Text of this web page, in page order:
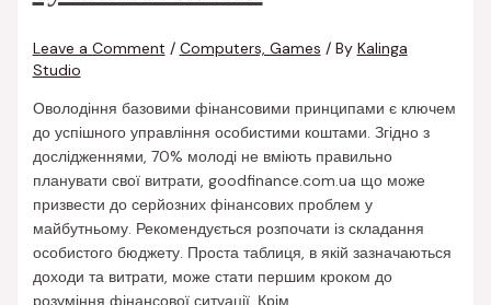
Leave a Comment / Computers, Games / By Kalinga
Studio
Оволодіння базовими фінансовими принципами є ключем
до успішного управління особистими коштами. Згідно з
дослідженнями, 70% молоді не вміють правильно
планувати свої витрати, goodfinance.com.ua що може
призвести до серйозних фінансових проблем у
майбутньому. Рекомендується розпочати із складання
особистого бюджету. Проста таблиця, в якій зазначаються
доходи та витрати, може стати першим кроком до
розуміння фінансової ситуації. Крім …